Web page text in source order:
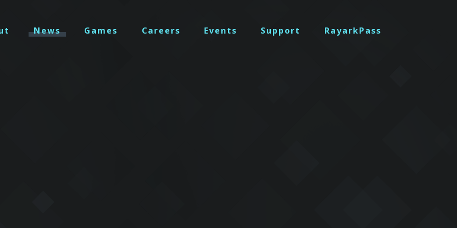
News Games Careers Events Support RayarkPass